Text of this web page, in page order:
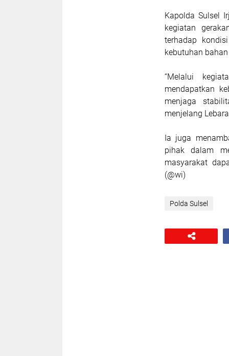
Kapolda Sulsel
kegiatan
terhadap
kebutuhan
“Melalui
mendapatkan
menjaga
menjelang
Ia juga
pihak dalam
masyarakat
(@wi)
Polda Sulsel